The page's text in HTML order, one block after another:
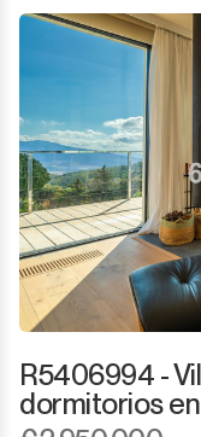
Sotogrande
Torreguadiaro
Valle Romano
Castellar de la
Jimena de la
R5406994 -
dormitorios